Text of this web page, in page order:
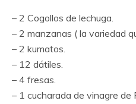
– 2 Cogollos de lechuga.
– 2 manzanas ( la variedad
– 2 kumatos.
– 12 dátiles.
– 4 fresas.
– 1 cucharada de vinagre de